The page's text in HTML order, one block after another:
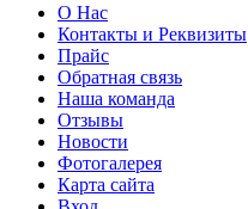
О Нас
Контакты и Реквизиты
Прайс
Обратная связь
Наша команда
Отзывы
Новости
Фотогалерея
Карта сайта